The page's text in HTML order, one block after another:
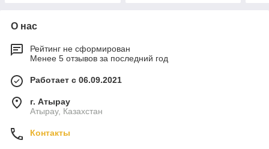
О нас
Рейтинг не сформирован
Менее 5 отзывов за последний год
Работает с 06.09.2021
г. Атырау
Атырау, Казахстан
Контакты